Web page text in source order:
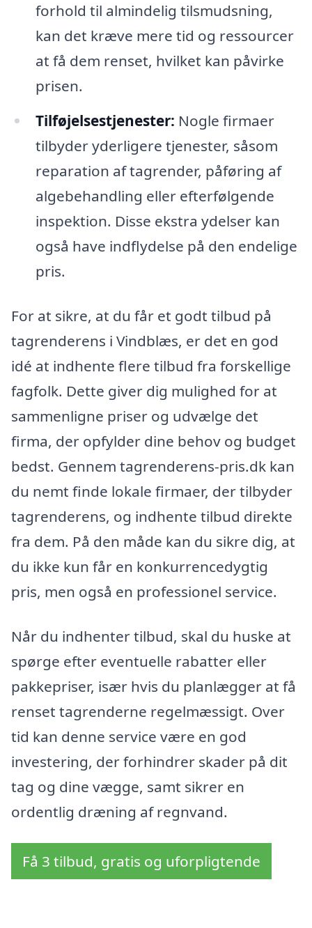
forhold til almindelig tilsmudsning,
kan det kræve mere tid og ressourcer
at få dem renset, hvilket kan påvirke
prisen.
Tilføjelsestjenester: Nogle firmaer
tilbyder yderligere tjenester, såsom
reparation af tagrender, påføring af
algebehandling eller efterfølgende
inspektion. Disse ekstra ydelser kan
også have indflydelse på den endelige
pris.
For at sikre, at du får et godt tilbud på
tagrenderens i Vindblæs, er det en god
idé at indhente flere tilbud fra forskellige
fagfolk. Dette giver dig mulighed for at
sammenligne priser og udvælge det
firma, der opfylder dine behov og budget
bedst. Gennem tagrenderens-pris.dk kan
du nemt finde lokale firmaer, der tilbyder
tagrenderens, og indhente tilbud direkte
fra dem. På den måde kan du sikre dig, at
du ikke kun får en konkurrencedygtig
pris, men også en professionel service.
Når du indhenter tilbud, skal du huske at
spørge efter eventuelle rabatter eller
pakkepriser, især hvis du planlægger at få
renset tagrenderne regelmæssigt. Over
tid kan denne service være en god
investering, der forhindrer skader på dit
tag og dine vægge, samt sikrer en
ordentlig dræning af regnvand.
Få 3 tilbud, gratis og uforpligtende